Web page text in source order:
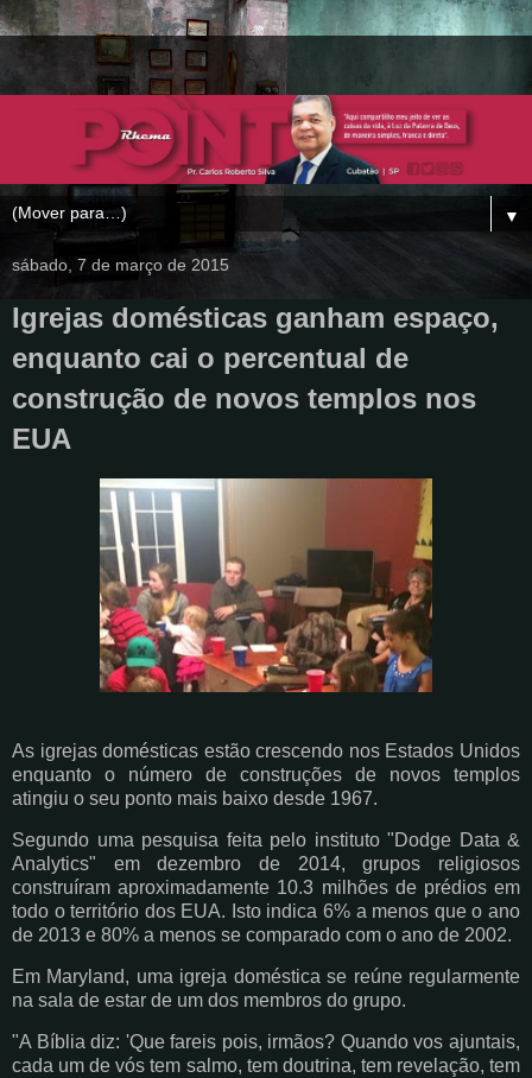
▼
sábado, 7 de março de 2015
Igrejas domésticas ganham espaço,
enquanto cai o percentual de
construção de novos templos nos
EUA
As igrejas domésticas estão crescendo nos Estados Unidos
enquanto o número de construções de novos templos
atingiu o seu ponto mais baixo desde 1967.
Segundo uma pesquisa feita pelo instituto "Dodge Data &
Analytics" em dezembro de 2014, grupos religiosos
construíram aproximadamente 10.3 milhões de prédios em
todo o território dos EUA. Isto indica 6% a menos que o ano
de 2013 e 80% a menos se comparado com o ano de 2002.
Em Maryland, uma igreja doméstica se reúne regularmente
na sala de estar de um dos membros do grupo.
"A Bíblia diz: 'Que fareis pois, irmãos? Quando vos ajuntais,
cada um de vós tem salmo, tem doutrina, tem revelação, tem